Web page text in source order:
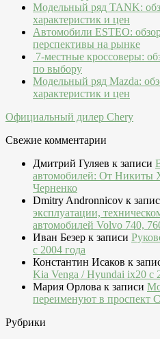
Модельный ряд TANK:
характеристик и цен
Автомобили ESTEO:
перспективы на рынке
7-местные кроссоверы:
по выбору
Модельный ряд Mazda:
характеристик и цен
Официальный дилер Chery
Свежие комментарии
Дмитрий Гуляев к записи
автомобилей: От Никиты
Черненко
Dmitry Andronnicov к
эксплуатации,
автомобилей Volvo 740,
Иван Безер к записи
c 2004 года
Константин Исаков к
Kia Venga / Hyundai ix20 c
Мария Орлова к записи
переименуют в проспект
Рубрики